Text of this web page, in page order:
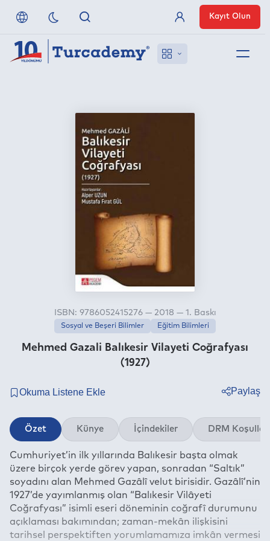
Referanslarımız
Uzaktan Erişim
Anlaşmalı Yayınevleri
Üye Girişi
Kayıt Olun
Mehmed Gazali Balıkesir Vilayeti Coğrafyası
(1927)
ISBN: 9786052415276 — 2018 — 1. Baskı
Sosyal ve Beşeri Bilimler Eğitim Bilimleri
Paylaş
Twitter
Linkedin
Whatsapp
E-mail
Özet Künye İçindekiler DRM Koşulları
Cumhuriyet’in ilk yıllarında Balıkesir başta olmak
üzere birçok yerde görev yapan, sonradan “Saltık”
soyadını alan Mehmed Gazâlî velut birisidir. Gazâlî’nin
1927’de yayımlanmış olan “Balıkesir Vilâyeti
Coğrafyası” isimli eseri döneminin coğrafî durumunu
açıklaması bakımından; zaman-mekân ilişkisini
tarihsel perspektiften yorumlamamıza imkân vermesi